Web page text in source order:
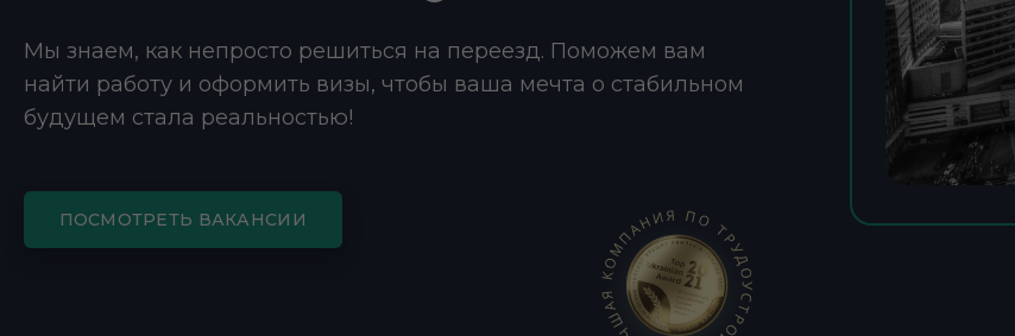
Мы знаем, как непросто решиться на переезд. Поможем вам
найти работу и оформить визы, чтобы ваша мечта о стабильном
будущем стала реальностью!
ПОСМОТРЕТЬ ВАКАНСИИ